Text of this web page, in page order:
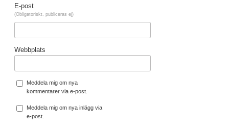
E-post
(Obligatoriskt, publiceras ej)
Webbplats
Meddela mig om nya
kommentarer via e-post.
Meddela mig om nya inlägg via
e-post.